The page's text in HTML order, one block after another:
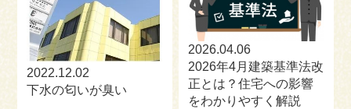
2022.12.02
下水の匂いが臭い
2026.04.06
2026年4月建築基準法改
正とは？住宅への影響
をわかりやすく解説